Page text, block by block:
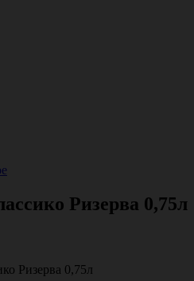
Ризерва 0,75л